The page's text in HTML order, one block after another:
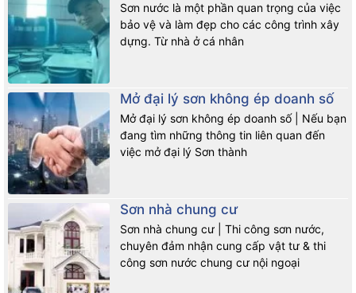
Sơn nước là một phần quan trọng của việc
bảo vệ và làm đẹp cho các công trình xây
dựng. Từ nhà ở cá nhân
Mở đại lý sơn không ép doanh số
Mở đại lý sơn không ép doanh số | Nếu bạn
đang tìm những thông tin liên quan đến
việc mở đại lý Sơn thành
Sơn nhà chung cư
Sơn nhà chung cư | Thi công sơn nước,
chuyên đảm nhận cung cấp vật tư & thi
công sơn nước chung cư nội ngoại